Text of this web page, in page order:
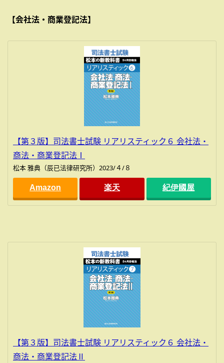
【会社法・商業登記法】
【第３版】司法書士試験 リアリスティック６ 会社法・
商法・商業登記法Ⅰ
松本 雅典（辰已法律研究所）2023/４/８
Amazon 楽天 紀伊國屋
【第３版】司法書士試験 リアリスティック６ 会社法・
商法・商業登記法Ⅱ